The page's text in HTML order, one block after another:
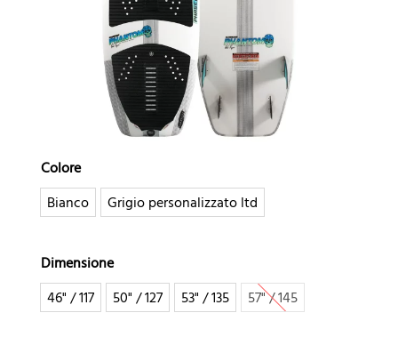
Colore
Bianco
Grigio personalizzato ltd
Dimensione
46" / 117
50" / 127 53" / 135 57" / 145